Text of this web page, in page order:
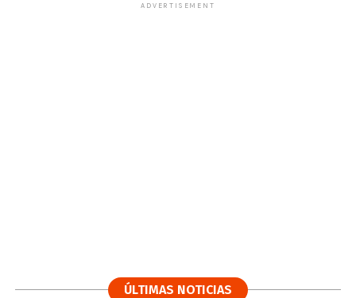
ADVERTISEMENT
ÚLTIMAS NOTICIAS